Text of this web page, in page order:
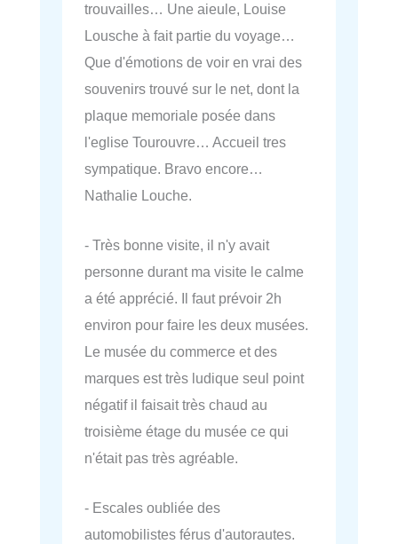
trouvailles… Une aieule, Louise
Lousche à fait partie du voyage…
Que d'émotions de voir en vrai des
souvenirs trouvé sur le net, dont la
plaque memoriale posée dans
l'eglise Tourouvre… Accueil tres
sympatique. Bravo encore…
Nathalie Louche.
- Très bonne visite, il n'y avait
personne durant ma visite le calme
a été apprécié. Il faut prévoir 2h
environ pour faire les deux musées.
Le musée du commerce et des
marques est très ludique seul point
négatif il faisait très chaud au
troisième étage du musée ce qui
n'était pas très agréable.
- Escales oubliée des
automobilistes férus d'autorautes.